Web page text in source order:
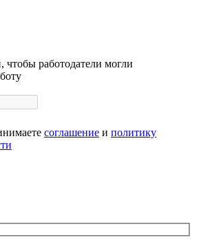
работодатели могли
соглашение и политику